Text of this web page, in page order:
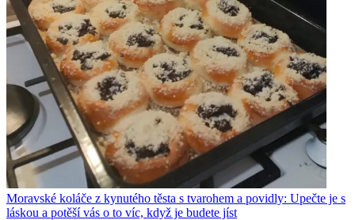
Moravské koláče z kynutého těsta s tvarohem a povidly: Upečte je s
láskou a potěší vás o to víc, když je budete jíst